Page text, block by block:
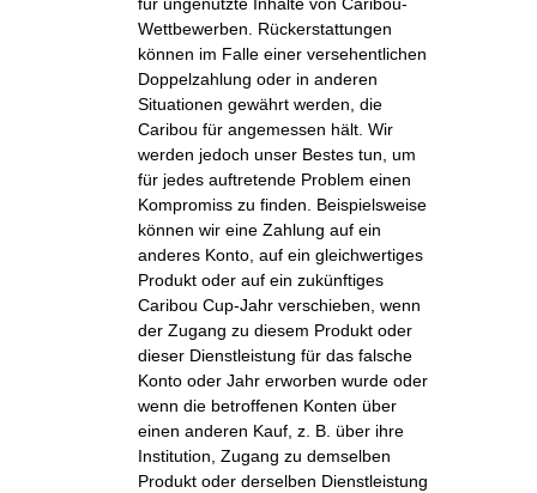
Wettbewerben. Rückerstattungen
können im Falle einer versehentlichen
Doppelzahlung oder in anderen
Situationen gewährt werden, die
Caribou für angemessen hält. Wir
werden jedoch unser Bestes tun, um
für jedes auftretende Problem einen
Kompromiss zu finden. Beispielsweise
können wir eine Zahlung auf ein
anderes Konto, auf ein gleichwertiges
Produkt oder auf ein zukünftiges
Caribou Cup-Jahr verschieben, wenn
der Zugang zu diesem Produkt oder
dieser Dienstleistung für das falsche
Konto oder Jahr erworben wurde oder
wenn die betroffenen Konten über
einen anderen Kauf, z. B. über ihre
Institution, Zugang zu demselben
Produkt oder derselben Dienstleistung